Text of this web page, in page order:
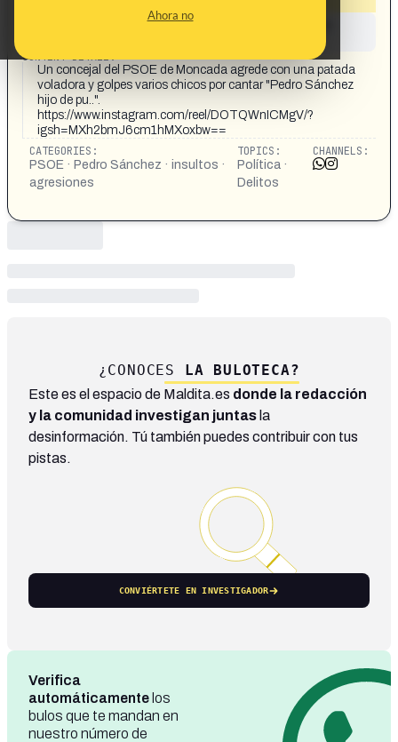
Ahora no
This content has not yet been investigated by the
CONTENT DETAIL:
Un concejal del PSOE de Moncada agrede con una patada
voladora y golpes varios chicos por cantar "Pedro Sánchez
hijo de pu..".
https://www.instagram.com/reel/DOTQWnICMgV/?
igsh=MXh2bmJ6cm1hMXoxbw==
CATEGORIES:
PSOE · Pedro Sánchez · insultos ·
agresiones
TOPICS:
Política ·
Delitos
CHANNELS:
¿CONOCES LA BULOTECA?
Este es el espacio de Maldita.es donde la redacción
y la comunidad investigan juntas la
desinformación. Tú también puedes contribuir con tus
pistas.
CONVIÉRTETE EN INVESTIGADOR
Verifica
automáticamente los
bulos que te mandan en
nuestro número de